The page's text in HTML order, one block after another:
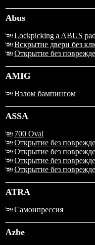
Abus
Lockpicking a ABUS
Вскрытие двери без
Открытие без
AMIG
Взлом бампингом
ASSA
700 Oval
Открытие без
Открытие без
Открытие без
Открытие без
ATRA
Самоипрессия
Azbe